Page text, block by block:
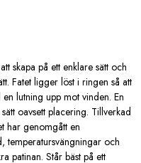
skapa på ett enklare sätt och
Fatet ligger löst i ringen så att
lutning upp mot vinden. En
oavsett placering. Tillverkad
har genomgått en
temperatursvängningar och
patinan. Står bäst på ett